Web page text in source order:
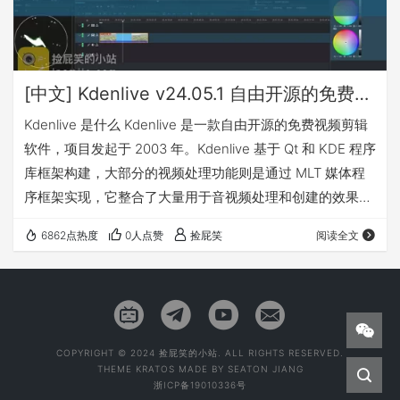
[中文] Kdenlive v24.05.1 自由开源的免费视频编辑软件（Win&Mac&Linux）
Kdenlive 是什么 Kdenlive 是一款自由开源的免费视频剪辑
软件，项目发起于 2003 年。Kdenlive 基于 Qt 和 KDE 程序
库框架构建，大部分的视频处理功能则是通过 MLT 媒体程
序框架实现，它整合了大量用于音视频处理和创建的效果插
能为视频制作提供一站式解决方案。而 MLT 的功能则是基
于 FFmpeg、frei0r、movit、ladspa、sox 等自由开源软件
6862点热度 0人点赞 捡屁笑 阅读全文
COPYRIGHT © 2024 捡屁笑的小站. ALL RIGHTS RESERVED.
THEME KRATOS MADE BY SEATON JIANG
浙ICP备19010336号